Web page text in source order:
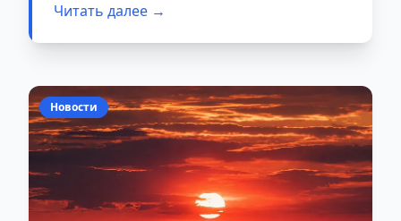
Читать далее →
Новости